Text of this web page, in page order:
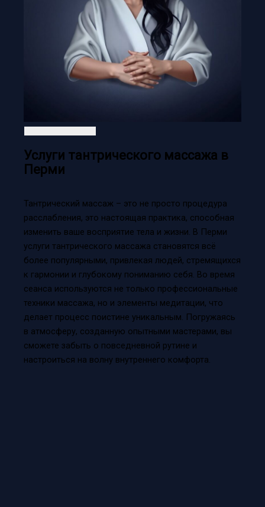
Услуги тантрического массажа в
Перми
Тантрический массаж – это не просто процедура
расслабления, это настоящая практика, способная
изменить ваше восприятие тела и жизни. В Перми
услуги тантрического массажа становятся всё
более популярными, привлекая людей, стремящихся
к гармонии и глубокому пониманию себя. Во время
сеанса используются не только профессиональные
техники массажа, но и элементы медитации, что
делает процесс поистине уникальным. Погружаясь
в атмосферу, созданную опытными мастерами, вы
сможете забыть о повседневной рутине и
настроиться на волну внутреннего комфорта.